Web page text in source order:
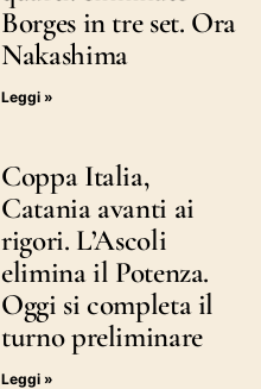
Borges in tre set. Ora
Nakashima
Leggi »
Coppa Italia,
Catania avanti ai
rigori. L’Ascoli
elimina il Potenza.
Oggi si completa il
turno preliminare
Leggi »